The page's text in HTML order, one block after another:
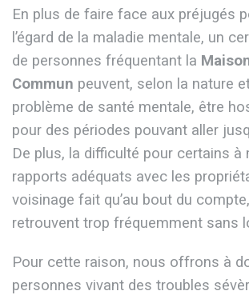
En plus de faire face aux préjugés
l’égard de la maladie mentale, un
de personnes fréquentant la
Commun peuvent, selon la nature
problème de santé mentale, être
pour des périodes pouvant aller
De plus, la difficulté pour certains à
rapports adéquats avec les
voisinage fait qu’au bout du
retrouvent trop fréquemment sans
Pour cette raison, nous offrons à
personnes vivant des troubles